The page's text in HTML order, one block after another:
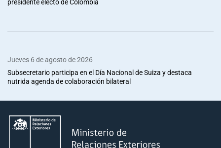
Jueves 6 de agosto de 2026
Subsecretario participa en el Día Nacional de Suiza y destaca
nutrida agenda de colaboración bilateral